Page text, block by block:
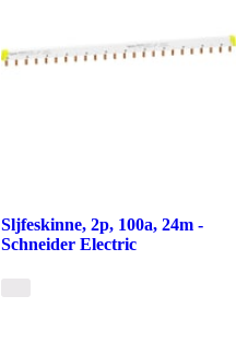
Sljfeskinne, 2p, 100a, 24m -
Schneider Electric